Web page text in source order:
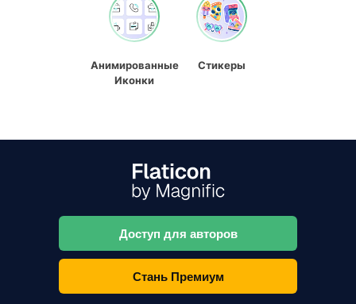
Анимированные
Иконки
Стикеры
Доступ для авторов
Стань Премиум